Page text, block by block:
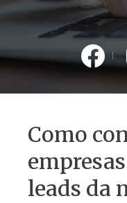
Como
leads da